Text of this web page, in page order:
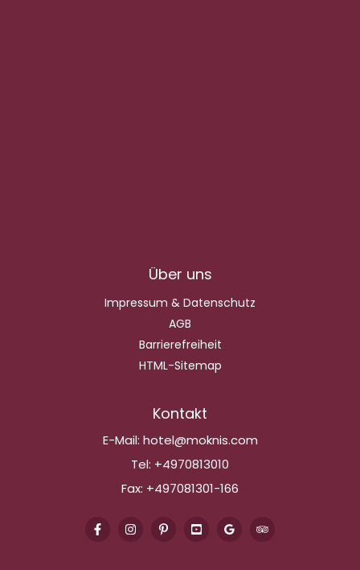
Über uns
Impressum & Datenschutz
AGB
Barrierefreiheit
HTML-Sitemap
Kontakt
E-Mail: hotel@moknis.com
Tel: +4970813010
Fax: +497081301-166